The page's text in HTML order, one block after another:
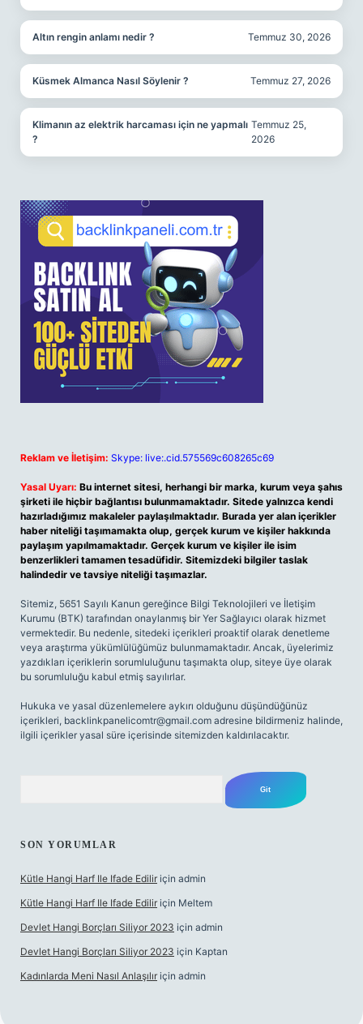
Altın rengin anlamı nedir ? Temmuz 30, 2026
Küsmek Almanca Nasıl Söylenir ? Temmuz 27, 2026
Klimanın az elektrik harcaması için ne yapmalı
?
Temmuz 25,
2026
Reklam ve İletişim: Skype: live:.cid.575569c608265c69
Yasal Uyarı: Bu internet sitesi, herhangi bir marka, kurum veya şahıs
şirketi ile hiçbir bağlantısı bulunmamaktadır. Sitede yalnızca kendi
hazırladığımız makaleler paylaşılmaktadır. Burada yer alan içerikler
haber niteliği taşımamakta olup, gerçek kurum ve kişiler hakkında
paylaşım yapılmamaktadır. Gerçek kurum ve kişiler ile isim
benzerlikleri tamamen tesadüfidir. Sitemizdeki bilgiler taslak
halindedir ve tavsiye niteliği taşımazlar.
Sitemiz, 5651 Sayılı Kanun gereğince Bilgi Teknolojileri ve İletişim
Kurumu (BTK) tarafından onaylanmış bir Yer Sağlayıcı olarak hizmet
vermektedir. Bu nedenle, sitedeki içerikleri proaktif olarak denetleme
veya araştırma yükümlülüğümüz bulunmamaktadır. Ancak, üyelerimiz
yazdıkları içeriklerin sorumluluğunu taşımakta olup, siteye üye olarak
bu sorumluluğu kabul etmiş sayılırlar.
Hukuka ve yasal düzenlemelere aykırı olduğunu düşündüğünüz
içerikleri, backlinkpanelicomtr@gmail.com adresine bildirmeniz halinde,
ilgili içerikler yasal süre içerisinde sitemizden kaldırılacaktır.
SON YORUMLAR
Kütle Hangi Harf Ile Ifade Edilir için admin
Kütle Hangi Harf Ile Ifade Edilir için Meltem
Devlet Hangi Borçları Siliyor 2023 için admin
Devlet Hangi Borçları Siliyor 2023 için Kaptan
Kadınlarda Meni Nasıl Anlaşılır için admin